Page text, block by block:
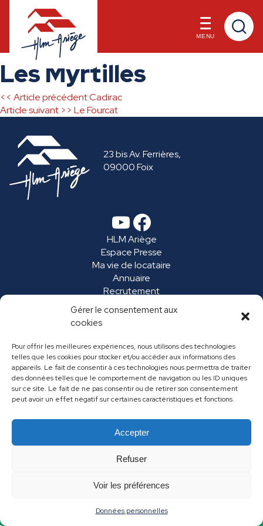
Gérer le consentement aux
cookies
Pour offrir les meilleures expériences, nous utilisons des technologies
telles que les cookies pour stocker et/ou accéder aux informations des
appareils. Le fait de consentir à ces technologies nous permettra de traiter
des données telles que le comportement de navigation ou les ID uniques
sur ce site. Le fait de ne pas consentir ou de retirer son consentement
peut avoir un effet négatif sur certaines caractéristiques et fonctions.
Accepter
Refuser
Voir les préférences
Données personnelles
Skip
to
content
MENU
Les Myrtilles
Navigation
de
l’article
<< Article précédentCadirac
Article suivant >> Le Fourcat
23 bis Av. Ferrières,
09000 Foix
YouTube Facebook
HLM Ariège
Espace Presse
Ma vie de locataire
Annuaire
Recrutement
Marchés publics
FAQ
Mentions légales
Données personnelles
Contact